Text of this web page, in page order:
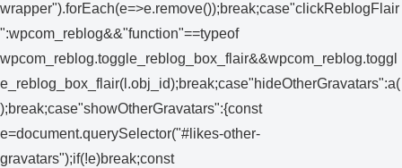
wrapper").forEach(e=>e.remove());break;case"clickReblogFlair
":wpcom_reblog&&"function"==typeof
wpcom_reblog.toggle_reblog_box_flair&&wpcom_reblog.toggl
e_reblog_box_flair(l.obj_id);break;case"hideOtherGravatars":a(
);break;case"showOtherGravatars":{const
e=document.querySelector("#likes-other-
gravatars");if(!e)break;const